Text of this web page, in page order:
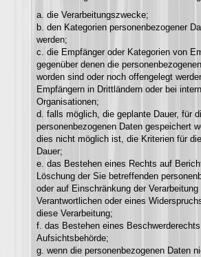
a. die Verarbeitungszwecke;
b. den Kategorien personenbezogener
werden;
c. die Empfänger oder Kategorien von
gegenüber denen die
worden sind oder noch offengelegt
Empfängern in Drittländern oder bei
Organisationen;
d. falls möglich, die geplante Dauer, für
personenbezogenen Daten gespeichert
dies nicht möglich ist, die Kriterien für
Dauer;
e. das Bestehen eines Rechts auf
Löschung der Sie betreffenden
oder auf Einschränkung der Verarbeitung
Verantwortlichen oder eines
diese Verarbeitung;
f. das Bestehen eines
Aufsichtsbehörde;
g. wenn die personenbezogenen Daten